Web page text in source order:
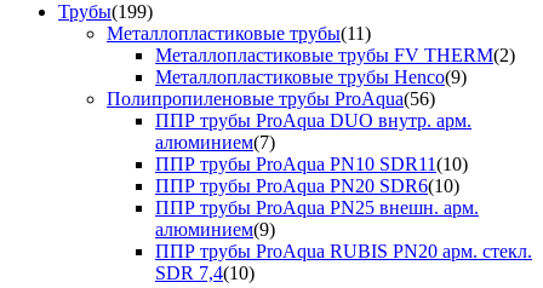
Трубы(199)
Металлопластиковые трубы(11)
Металлопластиковые трубы FV THERM(2)
Металлопластиковые трубы Henco(9)
Полипропиленовые трубы ProAqua(56)
ППР трубы ProAqua DUO внутр. арм.
алюминием(7)
ППР трубы ProAqua PN10 SDR11(10)
ППР трубы ProAqua PN20 SDR6(10)
ППР трубы ProAqua PN25 внешн. арм.
алюминием(9)
ППР трубы ProAqua RUBIS PN20 арм. стекл.
SDR 7,4(10)